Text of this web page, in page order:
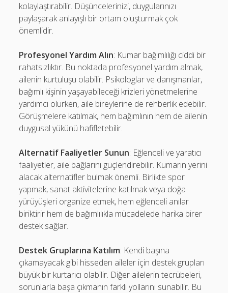
kolaylaştırabilir. Düşüncelerinizi, duygularınızı
paylaşarak anlayışlı bir ortam oluşturmak çok
önemlidir.
Profesyonel Yardım Alın: Kumar bağımlılığı ciddi bir
rahatsızlıktır. Bu noktada profesyonel yardım almak,
ailenin kurtuluşu olabilir. Psikologlar ve danışmanlar,
bağımlı kişinin yaşayabileceği krizleri yönetmelerine
yardımcı olurken, aile bireylerine de rehberlik edebilir.
Görüşmelere katılmak, hem bağımlının hem de ailenin
duygusal yükünü hafifletebilir.
Alternatif Faaliyetler Sunun: Eğlenceli ve yaratıcı
faaliyetler, aile bağlarını güçlendirebilir. Kumarın yerini
alacak alternatifler bulmak önemli. Birlikte spor
yapmak, sanat aktivitelerine katılmak veya doğa
yürüyüşleri organize etmek, hem eğlenceli anılar
biriktirir hem de bağımlılıkla mücadelede harika birer
destek sağlar.
Destek Gruplarına Katılım: Kendi başına
çıkamayacak gibi hisseden aileler için destek grupları
büyük bir kurtarıcı olabilir. Diğer ailelerin tecrübeleri,
sorunlarla başa çıkmanın farklı yollarını sunabilir. Bu